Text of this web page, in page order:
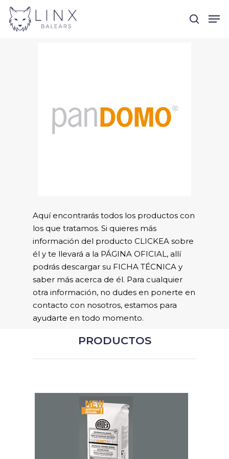
Skip
main
search
Aquí encontrarás todos los productos con
los que tratamos. Si quieres más
información del producto CLICKEA sobre
él y te llevará a la PÁGINA OFICIAL, allí
podrás descargar su FICHA TÉCNICA y
saber más acerca de él. Para cualquier
otra información, no dudes en ponerte en
contacto con nosotros, estamos para
ayudarte en todo momento.
PRODUCTOS